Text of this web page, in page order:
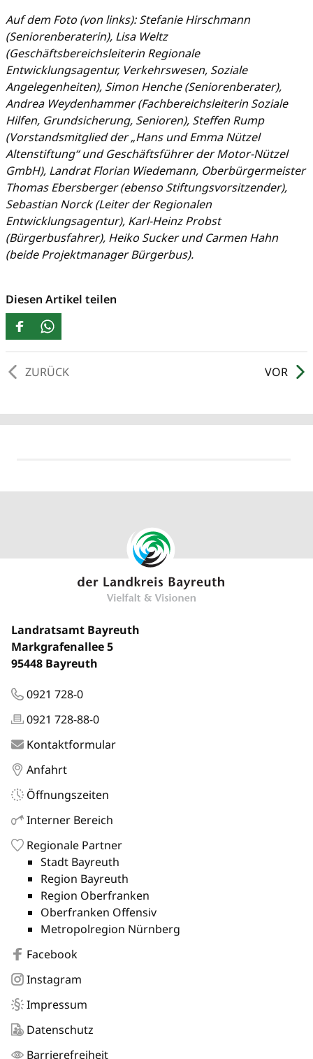
Auf dem Foto (von links): Stefanie Hirschmann
(Seniorenberaterin), Lisa Weltz
(Geschäftsbereichsleiterin Regionale
Entwicklungsagentur, Verkehrswesen, Soziale
Angelegenheiten), Simon Henche (Seniorenberater),
Andrea Weydenhammer (Fachbereichsleiterin Soziale
Hilfen, Grundsicherung, Senioren), Steffen Rump
(Vorstandsmitglied der „Hans und Emma Nützel
Altenstiftung“ und Geschäftsführer der Motor-Nützel
GmbH), Landrat Florian Wiedemann, Oberbürgermeister
Thomas Ebersberger (ebenso Stiftungsvorsitzender),
Sebastian Norck (Leiter der Regionalen
Entwicklungsagentur), Karl-Heinz Probst
(Bürgerbusfahrer), Heiko Sucker und Carmen Hahn
(beide Projektmanager Bürgerbus).
Diesen Artikel teilen
VOR
ZURÜCK
Landratsamt Bayreuth
Markgrafenallee 5
95448 Bayreuth
0921 728-0
0921 728-88-0
Kontaktformular
Anfahrt
Öffnungszeiten
Interner Bereich
Regionale Partner
Stadt Bayreuth
Region Bayreuth
Region Oberfranken
Oberfranken Offensiv
Metropolregion Nürnberg
Facebook
Instagram
Impressum
Datenschutz
Barrierefreiheit